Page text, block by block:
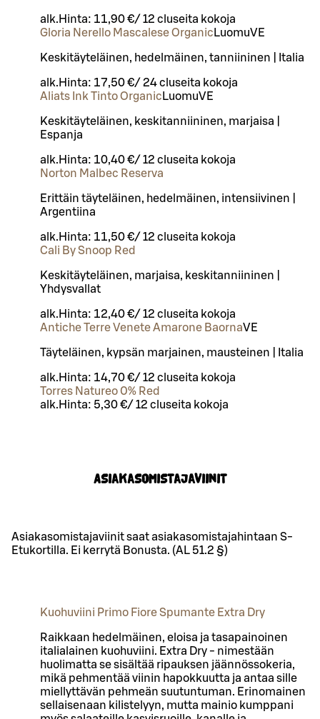
alk. Hinta: 11,90 €/ 12 cl useita kokoja
Gloria Nerello Mascalese Organic LuomuVE
Keskitäyteläinen, hedelmäinen, tanniininen | Italia
alk. Hinta: 17,50 €/ 24 cl useita kokoja
Aliats Ink Tinto Organic LuomuVE
Keskitäyteläinen, keskitanniininen, marjaisa |
Espanja
alk. Hinta: 10,40 €/ 12 cl useita kokoja
Norton Malbec Reserva
Erittäin täyteläinen, hedelmäinen, intensiivinen |
Argentiina
alk. Hinta: 11,50 €/ 12 cl useita kokoja
Cali By Snoop Red
Keskitäyteläinen, marjaisa, keskitanniininen |
Yhdysvallat
alk. Hinta: 12,40 €/ 12 cl useita kokoja
Antiche Terre Venete Amarone BaornaVE
Täyteläinen, kypsän marjainen, mausteinen | Italia
alk. Hinta: 14,70 €/ 12 cl useita kokoja
Torres Natureo 0% Red
alk. Hinta: 5,30 €/ 12 cl useita kokoja
Asiakasomistajaviinit
Asiakasomistajaviinit saat asiakasomistajahintaan S-
Etukortilla. Ei kerrytä Bonusta. (AL 51.2 §)
Kuohuviini Primo Fiore Spumante Extra Dry
Raikkaan hedelmäinen, eloisa ja tasapainoinen
italialainen kuohuviini. Extra Dry - nimestään
huolimatta se sisältää ripauksen jäännössokeria,
mikä pehmentää viinin hapokkuutta ja antaa sille
miellyttävän pehmeän suutuntuman. Erinomainen
sellaisenaan kilistelyyn, mutta mainio kumppani